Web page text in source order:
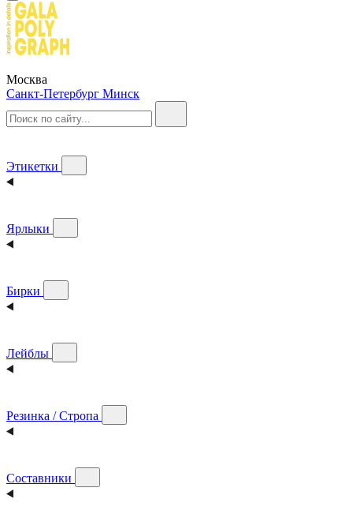
Москва
Санкт-Петербург Минск
Этикетки
Ярлыки
Бирки
Лейблы
Резинка / Стропа
Составники